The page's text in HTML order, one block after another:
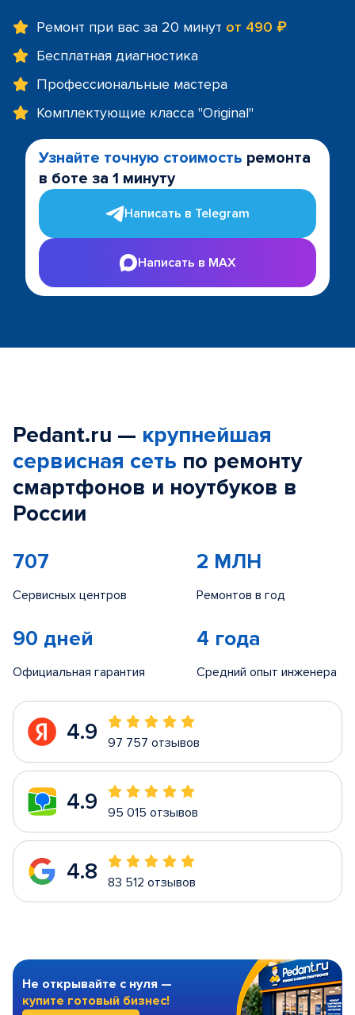
Ремонт при вас за 20 минут от 490 ₽
Бесплатная диагностика
Профессиональные мастера
Комплектующие класса "Original"
Узнайте точную стоимость ремонта
в боте за 1 минуту
Написать в Telegram
Написать в MAX
Pedant.ru — крупнейшая
сервисная сеть по ремонту
смартфонов и ноутбуков в
России
707
Сервисных центров
2 МЛН
Ремонтов в год
90 дней
Официальная гарантия
4 года
Средний опыт инженера
4.9 97 757 отзывов
4.9 95 015 отзывов
4.8 83 512 отзывов
Не открывайте с нуля —
купите готовый бизнес!